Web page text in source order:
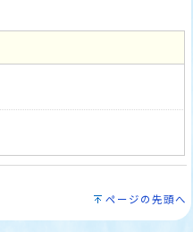
ページの先頭へ